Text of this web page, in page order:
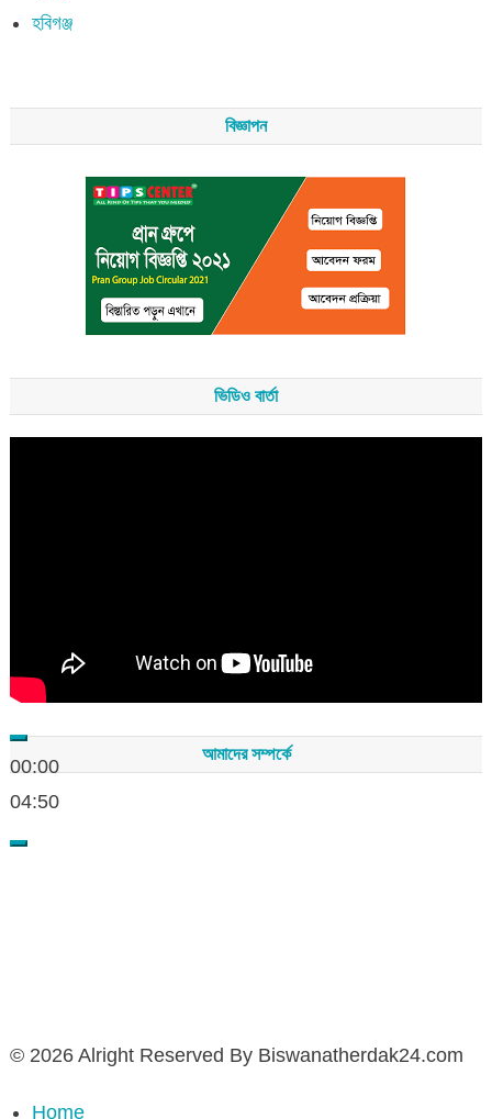
হবিগঞ্জ
বিজ্ঞাপন
ভিডিও বার্তা
00:00
04:50
আমাদের সম্পর্কে
© 2026 Alright Reserved By Biswanatherdak24.com
Home